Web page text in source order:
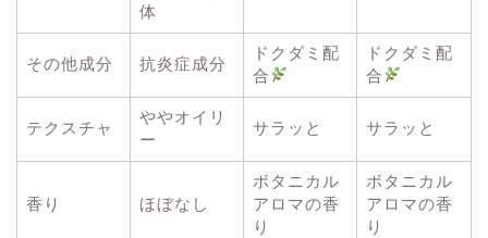
体
その他成分 抗炎症成分
ドクダミ配
合
ドクダミ配
合
テクスチャ
ややオイリ
ー
サラッと サラッと
香り ほぼなし
ボタニカル
アロマの香
り
ボタニカル
アロマの香
り